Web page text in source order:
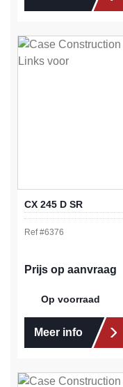
CX 245 D SR
Ref #6376
Prijs op aanvraag
Op voorraad
Meer info